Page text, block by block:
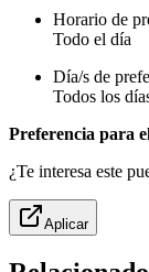
Horario de
Todo el día
Día/s de
Todos los
Preferencia para
¿Te interesa este
Aplicar